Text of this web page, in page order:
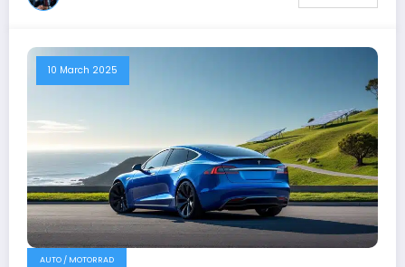
10 March 2025
AUTO / MOTORRAD